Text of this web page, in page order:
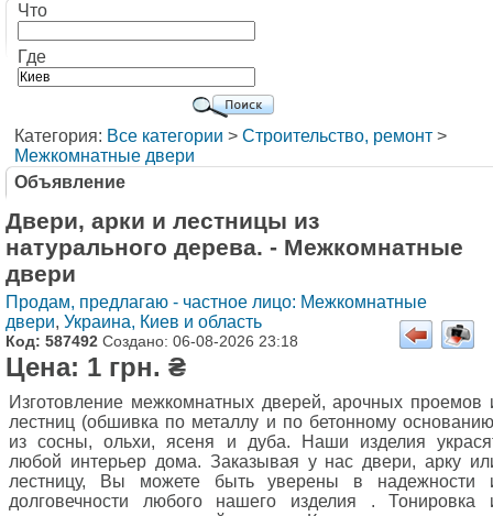
Что
Где
Категория: Все категории > Строительство, ремонт >
Межкомнатные двери
Объявление
Двери, арки и лестницы из
натурального дерева. - Межкомнатные
двери
Продам, предлагаю - частное лицо: Межкомнатные
двери, Украина, Киев и область
Код: 587492 Создано: 06-08-2026 23:18
Цена: 1 грн. ₴
Изготовление межкомнатных дверей, арочных проемов
лестниц (обшивка по металлу и по бетонному
из сосны, ольхи, ясеня и дуба. Наши изделия
любой интерьер дома. Заказывая у нас двери, арку
лестницу, Вы можете быть уверены в надежности
долговечности любого нашего изделия . Тонировка